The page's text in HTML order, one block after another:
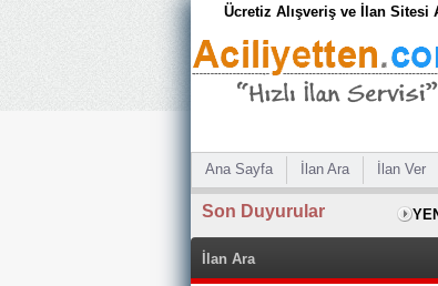
Ücretiz Alışveriş ve İlan
Ana Sayfa İlan Ara İlan Ver
Son Duyurular
İlan Ara